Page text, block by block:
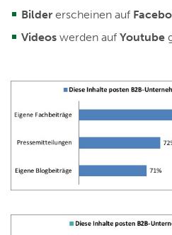
Bilder erscheinen auf
Videos werden auf Youtube